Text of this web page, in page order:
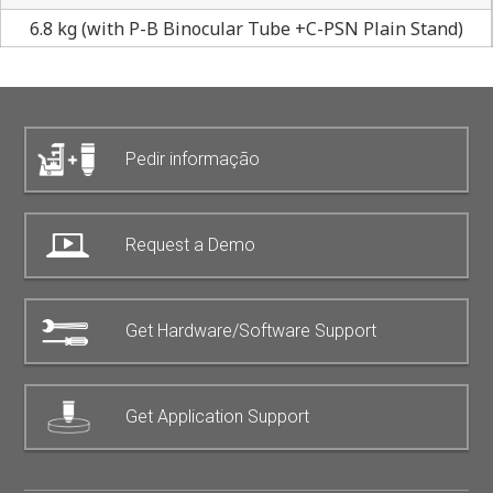
6.8 kg (with P-B Binocular Tube +C-PSN Plain Stand)
Pedir informação
Request a Demo
Get Hardware/Software Support
Get Application Support